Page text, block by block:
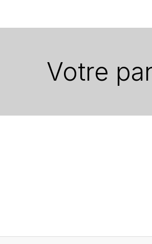
Votre